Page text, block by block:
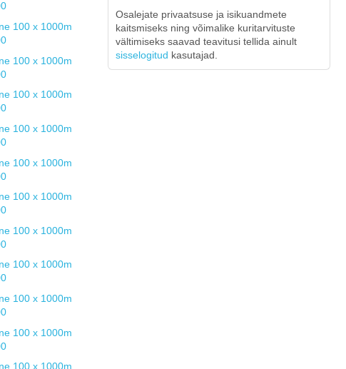
Osalejate privaatsuse ja isikuandmete
kaitsmiseks ning võimalike kuritarvituste
vältimiseks saavad teavitusi tellida ainult
sisselogitud kasutajad.